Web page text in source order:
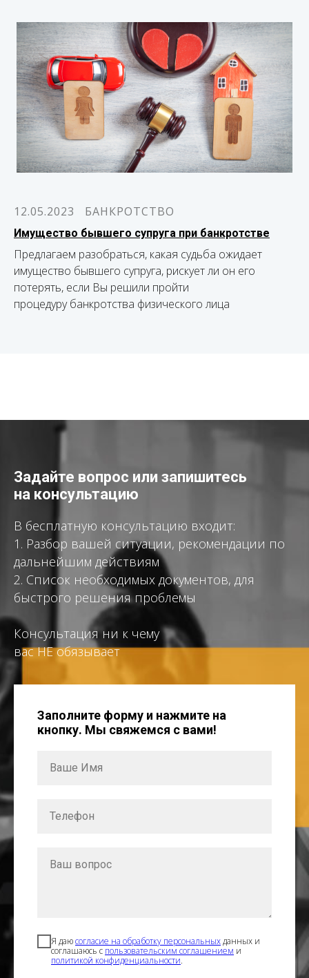
12.05.2023 БАНКРОТСТВО
Имущество бывшего супруга при банкротстве
Предлагаем разобраться, какая судьба ожидает
имущество бывшего супруга, рискует ли он его
потерять, если Вы решили пройти
процедуру банкротства физического лица
Задайте вопрос или запишитесь
на консультацию
В бесплатную консультацию входит:
1. Разбор вашей ситуации, рекомендации по
дальнейшим действиям
2. Список необходимых документов, для
быстрого решения проблемы
Консультация ни к чему
вас НЕ обязывает
Заполните форму и нажмите на
кнопку. Мы свяжемся с вами!
Ваше Имя
Телефон
Ваш вопрос
Я даюсогласие на обработку персональныхданных и
соглашаюсь с пользовательским соглашением и
политикой конфиденциальности.